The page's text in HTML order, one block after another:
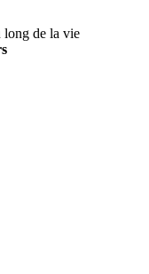
long de la vie